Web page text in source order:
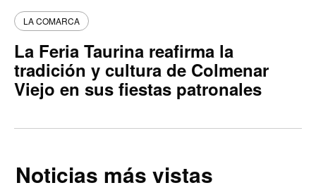
LA COMARCA
La Feria Taurina reafirma la
tradición y cultura de Colmenar
Viejo en sus fiestas patronales
Noticias más vistas